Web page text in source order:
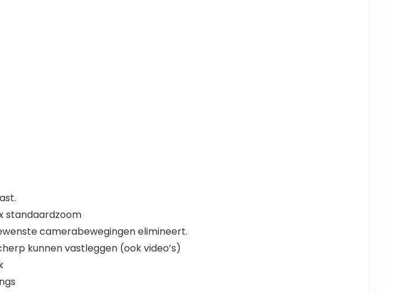
standaardzoom
camerabewegingen elimineert.
kunnen vastleggen (ook video’s)